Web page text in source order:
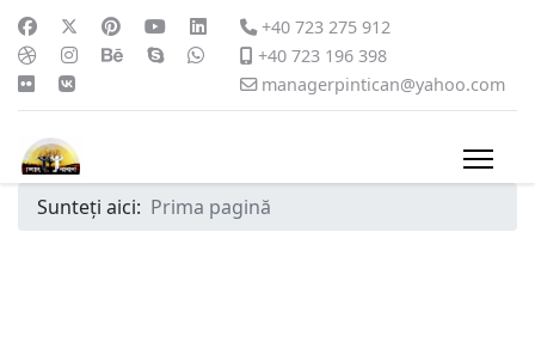
+40 723 275 912
+40 723 196 398
managerpintican@yahoo.com
Sunteți aici: Prima pagină